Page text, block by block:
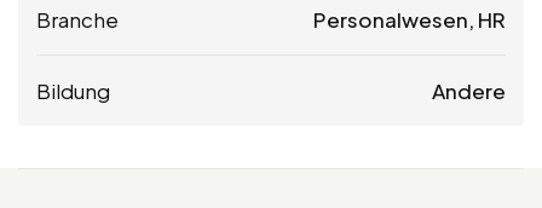
Branche Personalwesen, HR
Bildung Andere